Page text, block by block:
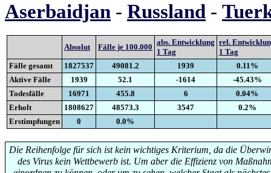
Aserbaidjan - Russland -
Absolut Fälle je 100.000
abs. Entwicklung
1 Tag
rel.
1 Tag
Fälle gesamt
1827537 49081.2 1939
0.11%
Aktive Fälle
1939 52.1 -1614
-45.43%
Todesfälle
16971 455.8 6
0.04%
Erholt
1808627 48573.3 3547
0.2%
Erstimpfungen
0 0.0%
Die Reihenfolge für sich ist kein wichtiges Kriterium, da die
des Virus kein Wettbewerb ist. Um aber die Effizienz von